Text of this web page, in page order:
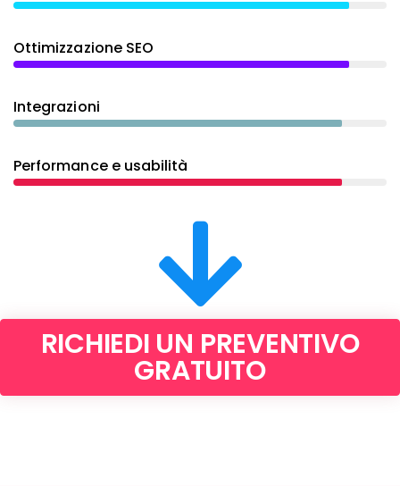
Ottimizzazione SEO
Integrazioni
Performance e usabilità
RICHIEDI UN PREVENTIVO
GRATUITO